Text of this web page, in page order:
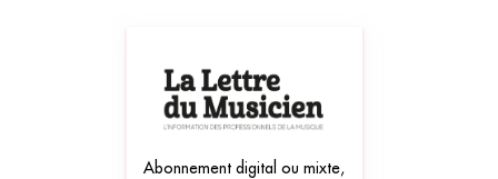
Abonnement digital ou mixte,